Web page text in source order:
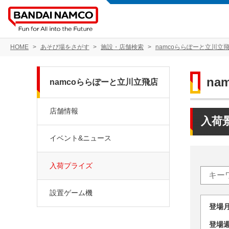
HOME あそび場をさがす 施設・店舗検索 namcoららぽーと立川立
入荷
登
登
namcoららぽーと立川立飛店
店舗情報
イベント&ニュース
入荷プライズ
設置ゲーム機